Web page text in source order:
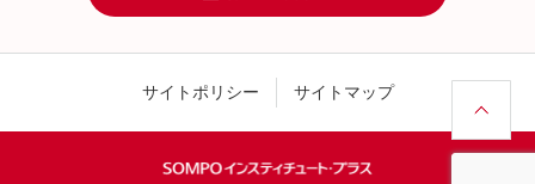
サイトポリシー サイトマップ